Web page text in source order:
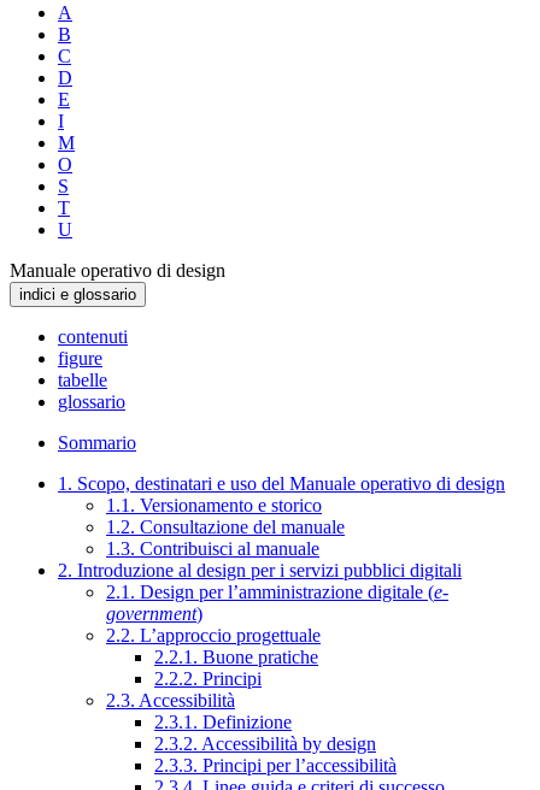
A
B
C
D
E
I
M
O
S
T
U
Manuale operativo di design
indici e glossario
contenuti
figure
tabelle
glossario
Sommario
1. Scopo, destinatari e uso del Manuale operativo di design
1.1. Versionamento e storico
1.2. Consultazione del manuale
1.3. Contribuisci al manuale
2. Introduzione al design per i servizi pubblici digitali
2.1. Design per l’amministrazione digitale (e-
government)
2.2. L’approccio progettuale
2.2.1. Buone pratiche
2.2.2. Principi
2.3. Accessibilità
2.3.1. Definizione
2.3.2. Accessibilità by design
2.3.3. Principi per l’accessibilità